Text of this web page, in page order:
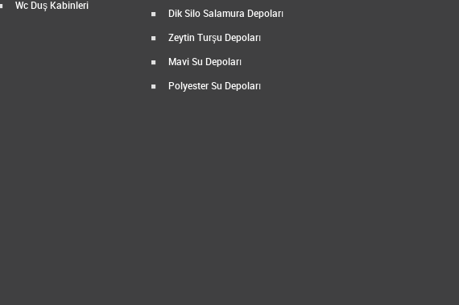
Wc Duş Kabinleri
Dik Silo Salamura Depoları
Zeytin Turşu Depoları
Mavi Su Depoları
Polyester Su Depoları